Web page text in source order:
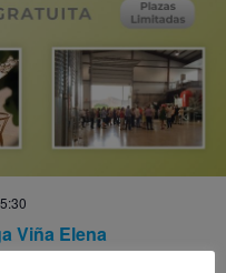
Viña Elena